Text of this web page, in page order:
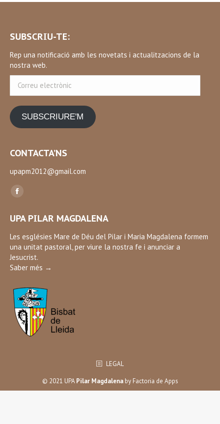
SUBSCRIU-TE:
Rep una notificació amb les novetats i actualitzacions de la
nostra web.
electrònic
SUBSCRIURE'M
CONTACTA’NS
upapm2012@gmail.com
Find us on:
Facebook
opens
in
new
window
UPA PILAR MAGDALENA
Les esglésies Mare de Déu del Pilar i Maria Magdalena formem
una unitat pastoral, per viure la nostra fe i anunciar a
Jesucrist.
Saber més →
LEGAL
© 2021 UPAPilar Magdalenaby Factoria de Apps